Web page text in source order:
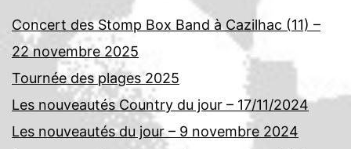
Concert des Stomp Box Band à Cazilhac (11) –
22 novembre 2025
Tournée des plages 2025
Les nouveautés Country du jour – 17/11/2024
Les nouveautés du jour – 9 novembre 2024